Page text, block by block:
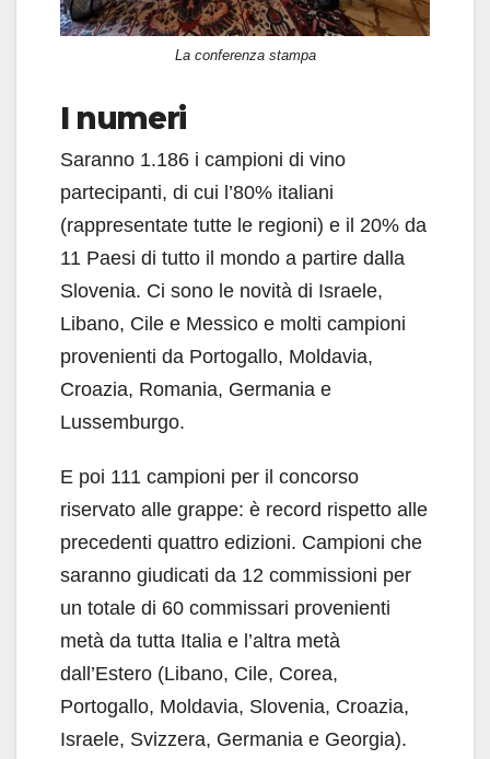
La conferenza stampa
I numeri
Saranno 1.186 i campioni di vino
partecipanti, di cui l’80% italiani
(rappresentate tutte le regioni) e il 20% da
11 Paesi di tutto il mondo a partire dalla
Slovenia. Ci sono le novità di Israele,
Libano, Cile e Messico e molti campioni
provenienti da Portogallo, Moldavia,
Croazia, Romania, Germania e
Lussemburgo.
E poi 111 campioni per il concorso
riservato alle grappe: è record rispetto alle
precedenti quattro edizioni. Campioni che
saranno giudicati da 12 commissioni per
un totale di 60 commissari provenienti
metà da tutta Italia e l’altra metà
dall’Estero (Libano, Cile, Corea,
Portogallo, Moldavia, Slovenia, Croazia,
Israele, Svizzera, Germania e Georgia).